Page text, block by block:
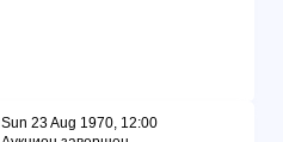
Sun 23 Aug 1970, 12:00